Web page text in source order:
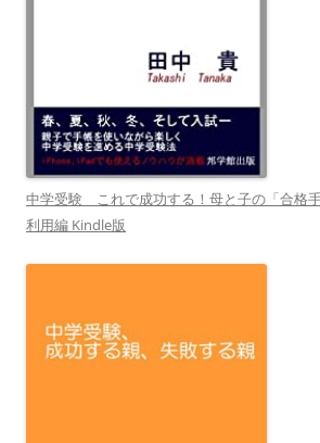
中学受験 これで成功する！母と子の「合格
利用編 Kindle版